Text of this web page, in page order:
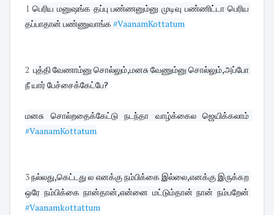
1 பெரிய மனுஷங்க தப்பு பண்ணனும்னு முடிவு பண்ணிட்டா பெரிய
தப்பாதான் பண்ணுவாங்க #VaanamKottatum
2 புத்தி வேணாம்னு சொல்லும்,மனசு வேணும்னு சொல்லும்,அப்போ
நீ யார் பேச்சைக்கேட்பே?
#VaanamKottatum
3நல்லது,கெட்டது ல எனக்கு நம்பிக்கை இல்லை,எனக்கு இருக்கற
#Vaanamkottattum